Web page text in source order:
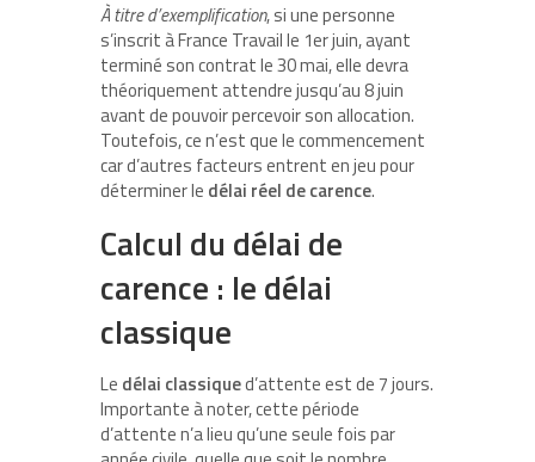
À titre d’exemplification, si une personne
s’inscrit à France Travail le 1er juin, ayant
terminé son contrat le 30 mai, elle devra
théoriquement attendre jusqu’au 8 juin
avant de pouvoir percevoir son allocation.
Toutefois, ce n’est que le commencement
car d’autres facteurs entrent en jeu pour
déterminer le délai réel de carence.
Calcul du délai de
carence : le délai
classique
Le délai classiqued’attente est de 7 jours.
Importante à noter, cette période
d’attente n’a lieu qu’une seule fois par